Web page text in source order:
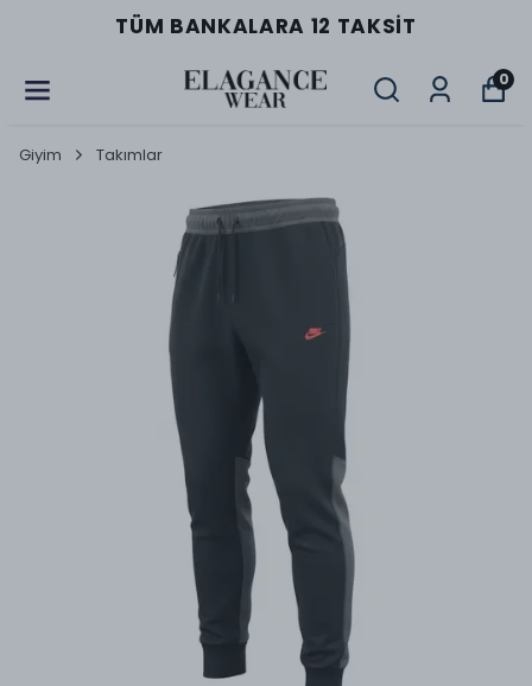
TÜM BANKALARA 12 TAKSIT
0
Giyim Takımlar